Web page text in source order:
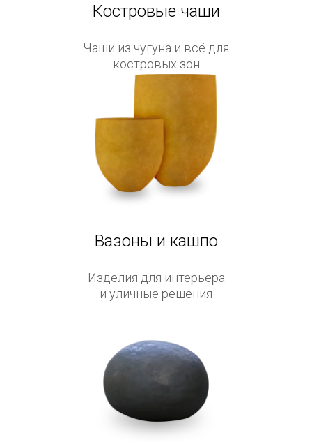
Костровые чаши
Чаши из чугуна и всё для
костровых зон
Вазоны и кашпо
Изделия для интерьера
и уличные решения